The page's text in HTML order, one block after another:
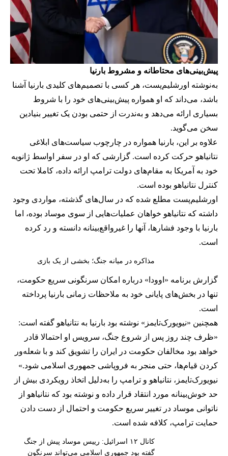
پیش‌بینی‌های محتاطانه و مشروط بارنیا
به‌نوشته اورشلیم‌پست، هر کسی با تصمیم‌های کلیدی بارنیا آشنا
باشد، می‌داند که او همواره پیش‌بینی‌های خود را با شروط
بسیاری ارائه می‌دهد و به‌ندرت از حتمی بودن یک تغییر بنیادین
سخن می‌گوید.
علاوه بر این، بارنیا همواره در چارچوب سیاست‌های ابلاغی
نتانیاهو حرکت کرده است. گزارشی که او در سفر اواسط ژانویه
خود به آمریکا به مقام‌های دولت ترامپ ارائه داده، کاملا تحت
کنترل نتانیاهو بوده است.
اورشلیم‌پست مطلع شده که در سال‌های گذشته، مواردی وجود
داشته که نتانیاهو خواهان عملیات‌هایی از سوی موساد بوده، اما
بارنیا با وجود فشارها، آنها را غیرواقع‌بینانه دانسته و رد کرده
است.
مذاکره در میانه جنگ؛ بخشی از یک بازی
گزارش برنامه «اوودا» درباره امکان سرنگونی سریع حکومت،
تنها در بخش‌های پایانی خود به ملاحظات زمانی بارنیا پرداخته
است.
همچنین «نیویورک‌تایمز» نوشته بود بارنیا به نتانیاهو گفته است:
«ظرف چند روز پس از شروع جنگ، سرویس او احتمالا قادر
خواهد بود مخالفان حکومت در ایران را تشویق کند و با شعله‌ور
کردن قیام‌ها، حتی منجر به فروپاشی جمهوری اسلامی شود.»
نیویورک‌تایمز، نتانیاهو و ترامپ را به‌دلیل اتخاذ رویکردی بیش از
حد خوش‌بینانه مورد انتقاد قرار داده و نوشته بود که نتانیاهو از
ناتوانی موساد در تغییر سریع حکومت و احتمال از دست دادن
حمایت ترامپ، کلافه شده است.
کانال ۱۲ اسرائیل: رییس موساد پیش از جنگ
گفته بود جمهوری اسلامی می‌تواند سرنگون